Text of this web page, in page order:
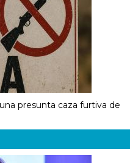
presunta caza furtiva de